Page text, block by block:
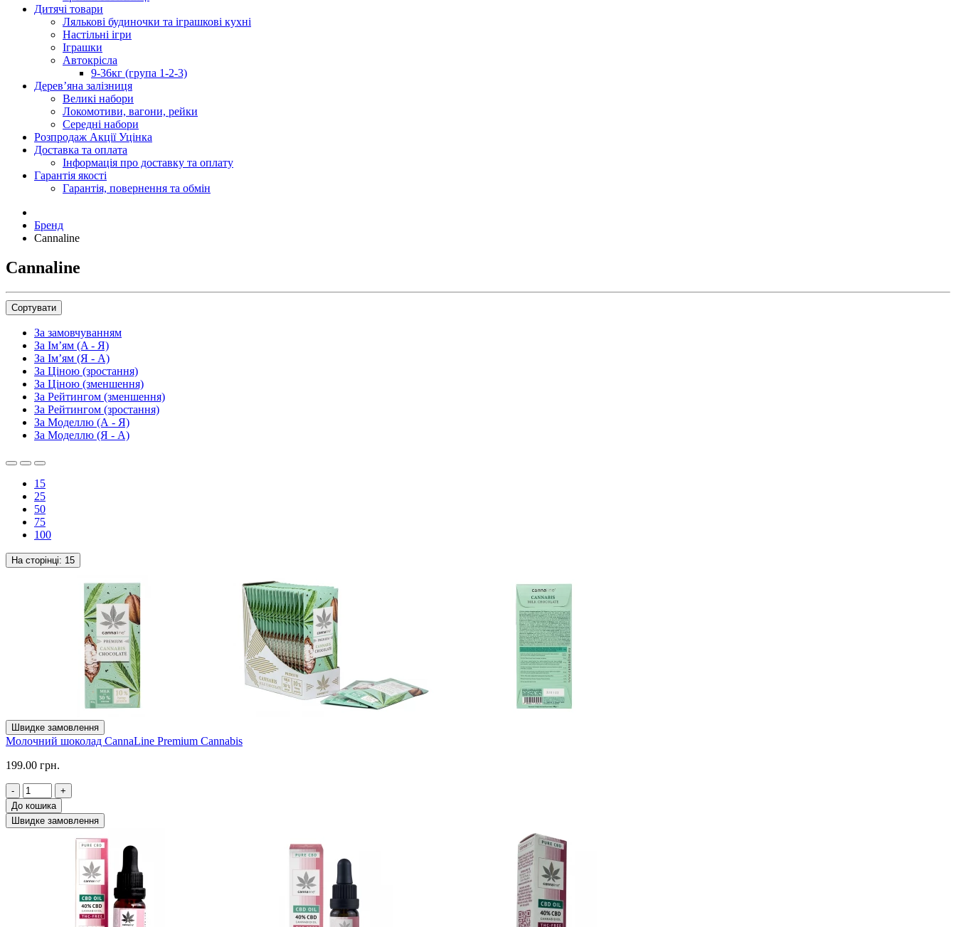
Дитячі товари
Лялькові будиночки та іграшкові кухні
Настільні ігри
Іграшки
Автокрісла
9-36кг (група 1-2-3)
Дерев’яна залізниця
Великі набори
Локомотиви, вагони, рейки
Середні набори
Розпродаж Акції Уцінка
Доставка та оплата
Інформація про доставку та оплату
Гарантія якості
Гарантія, повернення та обмін
Бренд
Cannaline
Cannaline
Сортувати
За замовчуванням
За Ім’ям (A - Я)
За Ім’ям (Я - A)
За Ціною (зростання)
За Ціною (зменшення)
За Рейтингом (зменшення)
За Рейтингом (зростання)
За Моделлю (А - Я)
За Моделлю (Я - А)
15
25
50
75
100
На сторінці: 15
Швидке замовлення
Молочний шоколад CannaLine Premium Cannabis
199.00 грн.
-
+
До кошика
Швидке замовлення